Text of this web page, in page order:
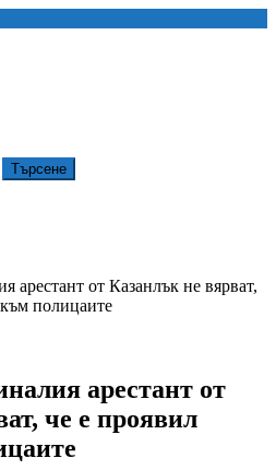
арестант от Казанлък не вярват,
полицаите
арестант от
че е проявил